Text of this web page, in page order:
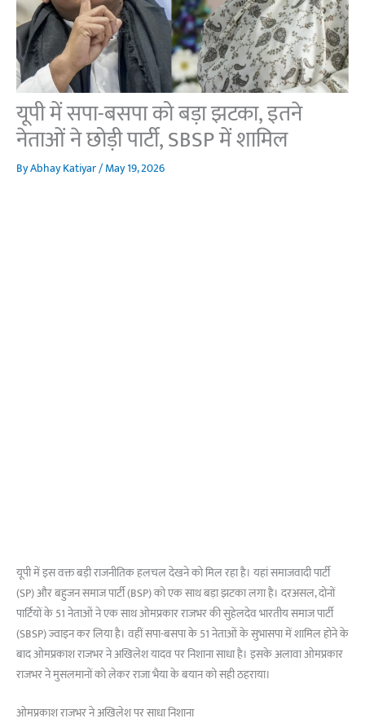
यूपी में सपा-बसपा को बड़ा झटका, इतने
नेताओं ने छोड़ी पार्टी, SBSP में शामिल
ByAbhay Katiyar/May 19, 2026
यूपी में इस वक्त बड़ी राजनीतिक हलचल देखने को मिल रहा है। यहां समाजवादी पार्टी
(SP) और बहुजन समाज पार्टी (BSP) को एक साथ बड़ा झटका लगा है। दरअसल, दोनों
पार्टियों के 51 नेताओं ने एक साथ ओमप्रकार राजभर की सुहेलदेव भारतीय समाज पार्टी
(SBSP) ज्वाइन कर लिया है। वहीं सपा-बसपा के 51 नेताओं के सुभासपा में शामिल होने के
बाद ओमप्रकाश राजभर ने अखिलेश यादव पर निशाना साधा है। इसके अलावा ओमप्रकार
राजभर ने मुसलमानों को लेकर राजा भैया के बयान को सही ठहराया।
ओमप्रकाश राजभर ने अखिलेश पर साधा निशाना